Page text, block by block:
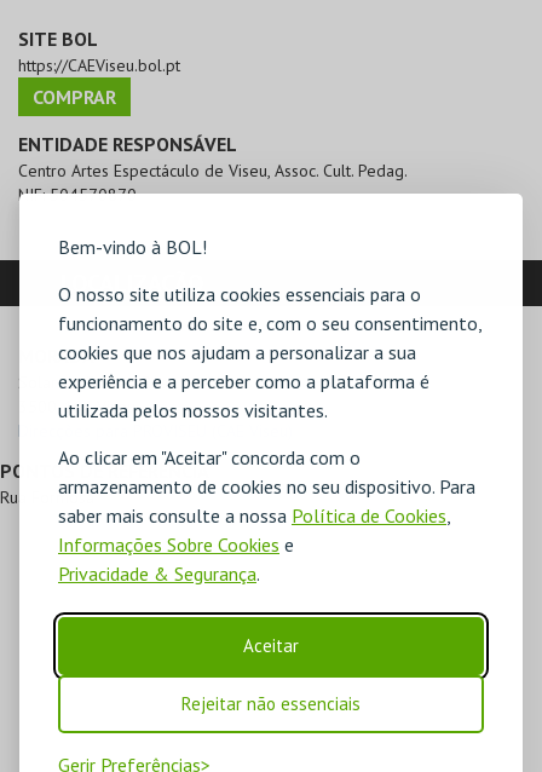
Bem-vindo à BOL!
O nosso site utiliza cookies essenciais para o
funcionamento do site e, com o seu consentimento,
cookies que nos ajudam a personalizar a sua
experiência e a perceber como a plataforma é
utilizada pelos nossos visitantes.
Ao clicar em "Aceitar" concorda com o
armazenamento de cookies no seu dispositivo. Para
saber mais consulte a nossa Política de Cookies,
Informações Sobre Cookies e
Privacidade & Segurança.
Aceitar
Rejeitar não essenciais
Gerir Preferências
SITE BOL
https://CAEViseu.bol.pt
COMPRAR
ENTIDADE RESPONSÁVEL
Centro Artes Espectáculo de Viseu, Assoc. Cult. Pedag.
NIF:504570870
LOCALIZAÇÃO
MORADA
Solar de Prime - Rua dos Olivais
3500-164 Viseu
Direcções para PROVISEU (CAE Viseu)
PONTOS DE REFERÊNCIA
Rua Formosa